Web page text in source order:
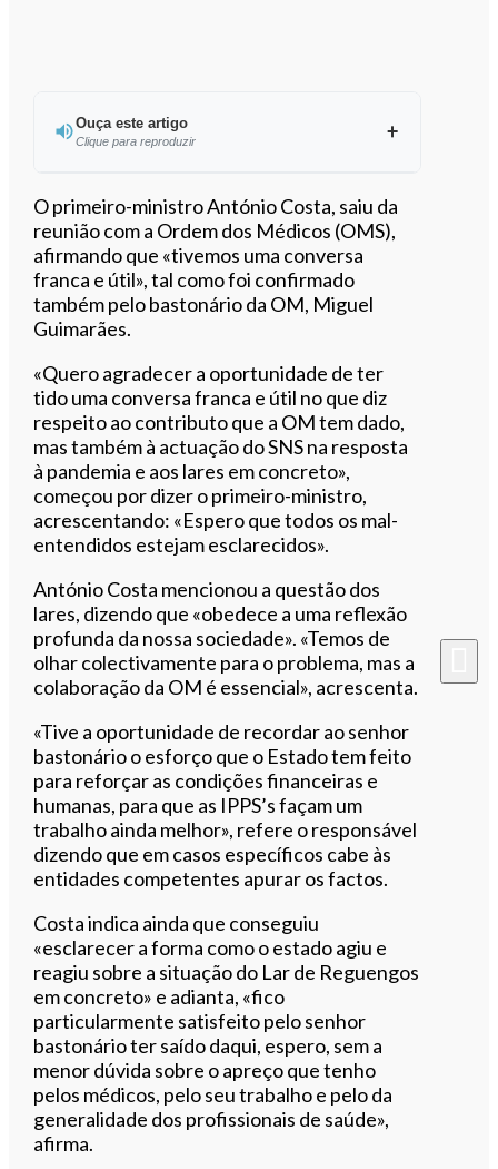
Ouça este artigo
Clique para reproduzir
Ouvir este artigo
O primeiro-ministro António Costa, saiu da
reunião com a Ordem dos Médicos (OMS),
afirmando que «tivemos uma conversa
franca e útil», tal como foi confirmado
também pelo bastonário da OM, Miguel
Guimarães.
«Quero agradecer a oportunidade de ter
tido uma conversa franca e útil no que diz
respeito ao contributo que a OM tem dado,
mas também à actuação do SNS na resposta
à pandemia e aos lares em concreto»,
começou por dizer o primeiro-ministro,
acrescentando: «Espero que todos os mal-
entendidos estejam esclarecidos».
António Costa mencionou a questão dos
lares, dizendo que «obedece a uma reflexão
profunda da nossa sociedade». «Temos de
olhar colectivamente para o problema, mas a
colaboração da OM é essencial», acrescenta.
«Tive a oportunidade de recordar ao senhor
bastonário o esforço que o Estado tem feito
para reforçar as condições financeiras e
humanas, para que as IPPS’s façam um
trabalho ainda melhor», refere o responsável
dizendo que em casos específicos cabe às
entidades competentes apurar os factos.
Costa indica ainda que conseguiu
«esclarecer a forma como o estado agiu e
reagiu sobre a situação do Lar de Reguengos
em concreto» e adianta, «fico
particularmente satisfeito pelo senhor
bastonário ter saído daqui, espero, sem a
menor dúvida sobre o apreço que tenho
pelos médicos, pelo seu trabalho e pelo da
generalidade dos profissionais de saúde»,
afirma.